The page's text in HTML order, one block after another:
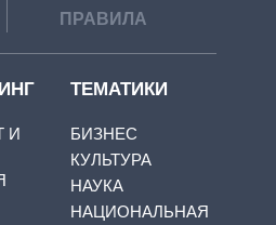
ПРАВИЛА
И
ТЕМАТИКИ
БИЗНЕС
КУЛЬТУРА
НАУКА
НАЦИОНАЛЬНАЯ